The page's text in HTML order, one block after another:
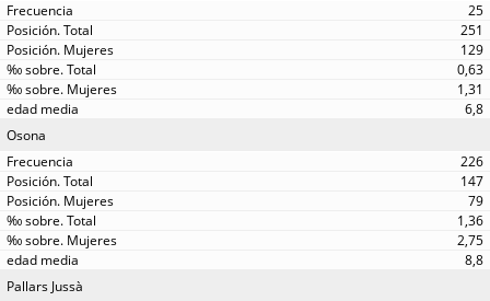
25
251
129
0,63
1,31
6,8
Osona
226
147
79
1,36
2,75
8,8
Pallars Jussà